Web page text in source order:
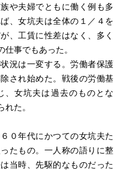
や夫婦でともに働く例も多
、女坑夫は全体の１／４を
、工賃に性差はなく、多く
事でもあった。
況は一変する。労働者保護
され始めた。戦後の労働基
、女坑夫は過去のものとな
た。
０年代にかつての女坑夫た
たもの。一人称の語りに整
当時、先駆的なものだった